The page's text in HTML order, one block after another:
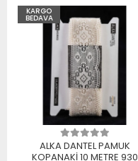
KARGO
BEDAVA
ALKA DANTEL PAMUK
KOPANAKİ 10 METRE 930